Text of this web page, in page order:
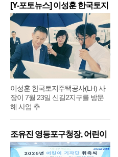
[Y-포토뉴스] 이성훈 한국토지
주
이성훈 한국토지주택공사(LH) 사
장이 7월 23일 신길2지구를 방문
해 사업 추
조유진 영등포구청장, 어린이
기